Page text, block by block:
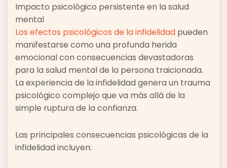
Impacto psicológico persistente en la salud
mental
Los efectos psicológicos de la infidelidad pueden
manifestarse como una profunda herida
emocional con consecuencias devastadoras
para la salud mental de la persona traicionada.
La experiencia de la infidelidad genera un trauma
psicológico complejo que va más allá de la
simple ruptura de la confianza.
Las principales consecuencias psicológicas de la
infidelidad incluyen: